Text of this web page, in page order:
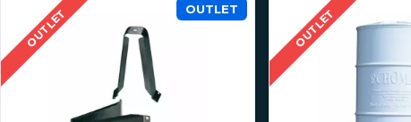
OUTLET OUTLET OUTLET